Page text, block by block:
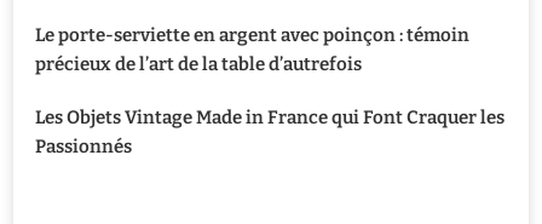
Le porte-serviette en argent avec poinçon : témoin
précieux de l’art de la table d’autrefois
Les Objets Vintage Made in France qui Font Craquer les
Passionnés